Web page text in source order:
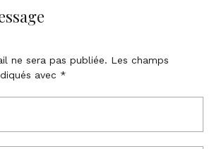
ne sera pas publiée. Les champs
avec *